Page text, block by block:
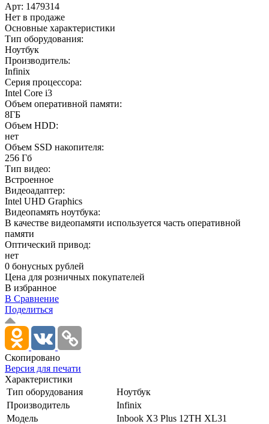
Арт: 1479314
Нет в продаже
Основные характеристики
Тип оборудования:
Ноутбук
Производитель:
Infinix
Серия процессора:
Intel Core i3
Объем оперативной памяти:
8ГБ
Объем HDD:
нет
Объем SSD накопителя:
256 Гб
Тип видео:
Встроенное
Видеоадаптер:
Intel UHD Graphics
Видеопамять ноутбука:
В качестве видеопамяти используется часть оперативной
памяти
Оптический привод:
нет
0 бонусных рублей
Цена для розничных покупателей
В избранное
В Сравнение
Поделиться
Скопировано
Версия для печати
Характеристики
Тип оборудования
Ноутбук
Производитель
Infinix
Модель
Inbook X3 Plus 12TH XL31